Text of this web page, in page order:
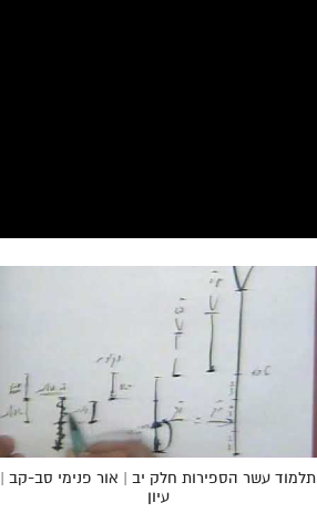
תלמוד עשר הספירות חלק יב | אור פנימי סב-קב |
עיון